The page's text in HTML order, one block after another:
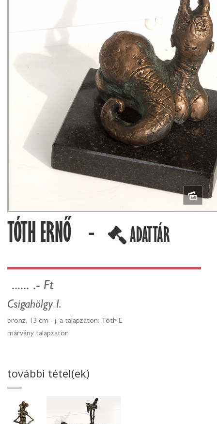
TÓTH ERNŐ - ADATTÁR
...... .- Ft
Csigahölgy I.
bronz, 13 cm - j. a talapzaton: Tóth E
márvány talapzaton
további tétel(ek)